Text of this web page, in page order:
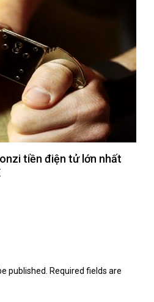
tiền điện tử lớn nhất
published. Required fields are